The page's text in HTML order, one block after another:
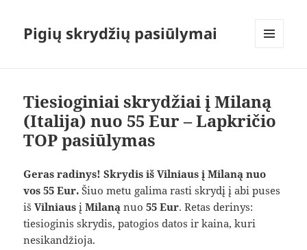
Pigių skrydžių pasiūlymai
Tiesioginiai skrydžiai į Milaną
(Italija) nuo 55 Eur – Lapkričio
TOP pasiūlymas
Geras radinys! Skrydis iš Vilniaus į Milaną nuo
vos 55 Eur. Šiuo metu galima rasti skrydį į abi puses
išVilniaus įMilaną nuo55 Eur. Retas derinys:
tiesioginis skrydis, patogios datos ir kaina, kuri
nesikandžioja.